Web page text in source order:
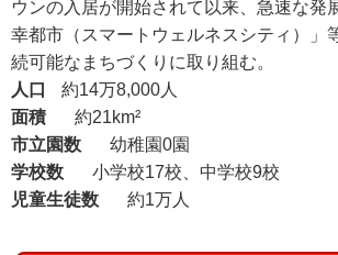
ウンの入居が開始されて以来、急速な発
幸都市（スマートウェルネスシティ）」
続可能なまちづくりに取り組む。
人口
約14万8,000人
面積
約21km²
市立園数
幼稚園0園
学校数
小学校17校、中学校9校
児童生徒数
約1万人